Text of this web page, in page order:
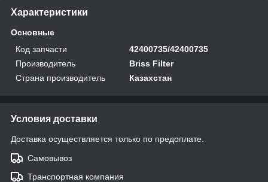
Характеристики
Основные
Код запчасти
42400735/42400735
Производитель
Briss Filter
Страна производитель
Казахстан
Условия доставки
Доставка осуществляется только по предоплате.
Самовывоз
Транспортная компания